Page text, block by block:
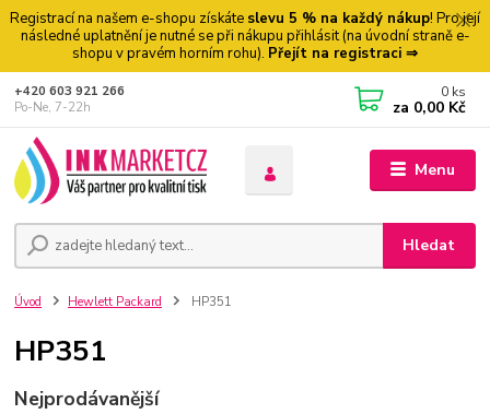
Registrací na našem e-shopu získáte slevu 5 % na každý nákup! Pro její
následné uplatnění je nutné se při nákupu přihlásit (na úvodní straně e-
shopu v pravém horním rohu). Přejít na registraci ⇒
Menu
Hledat
+420 603 921 266
Po-Ne, 7-22h
0 ks
za 0,00 Kč
Úvod Hewlett Packard HP351
HP351
Nejprodávanější